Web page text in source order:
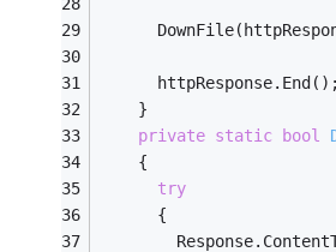
      httpResponse.End();
    }
private static bool
    {
try
      {